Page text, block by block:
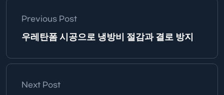
Previous Post
우레탄폼 시공으로 냉방비 절감과 결로 방지
Next Post